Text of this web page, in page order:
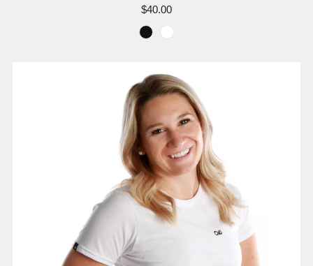
$40.00
noir blanc